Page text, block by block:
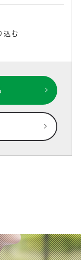
込む